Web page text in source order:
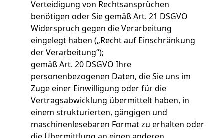
Verteidigung von Rechtsansprüchen
benötigen oder Sie gemäß Art. 21 DSGVO
Widerspruch gegen die Verarbeitung
eingelegt haben („Recht auf Einschränkung
der Verarbeitung“);
gemäß Art. 20 DSGVO Ihre
personenbezogenen Daten, die Sie uns im
Zuge einer Einwilligung oder für die
Vertragsabwicklung übermittelt haben, in
einem strukturierten, gängigen und
maschinenlesebaren Format zu erhalten oder